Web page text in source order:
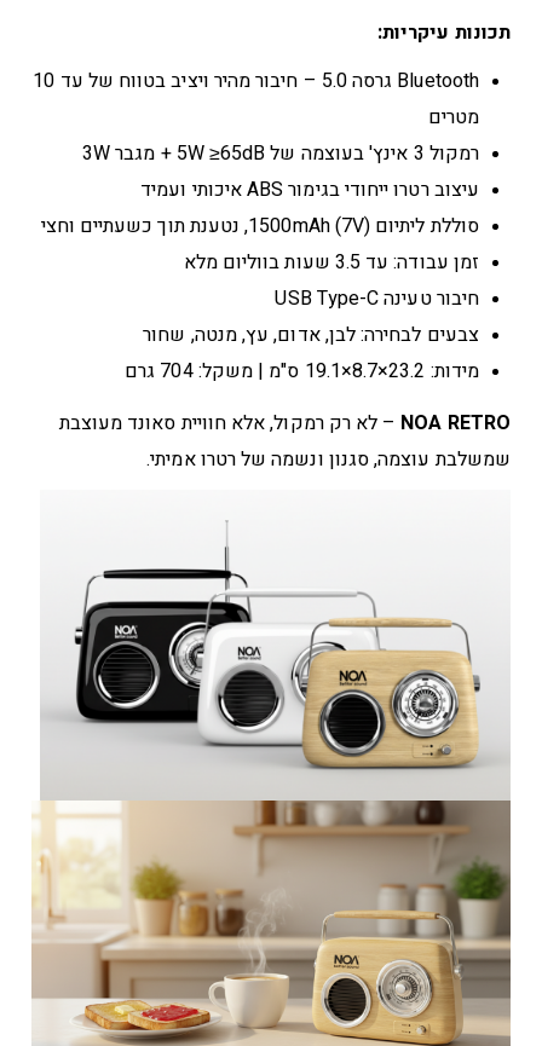
תכונות עיקריות:
Bluetooth גרסה 5.0 – חיבור מהיר ויציב בטווח של עד 10
מטרים
רמקול 3 אינץ' בעוצמה של 5W ≥65dB + מגבר 3W
עיצוב רטרו ייחודי בגימור ABS איכותי ועמיד
סוללת ליתיום 1500mAh (7V), נטענת תוך כשעתיים וחצי
זמן עבודה: עד 3.5 שעות בווליום מלא
חיבור טעינה USB Type-C
צבעים לבחירה: לבן, אדום, עץ, מנטה, שחור
מידות: 23.2×8.7×19.1 ס"מ | משקל: 704 גרם
NOA RETRO – לא רק רמקול, אלא חוויית סאונד מעוצבת
שמשלבת עוצמה, סגנון ונשמה של רטרו אמיתי.